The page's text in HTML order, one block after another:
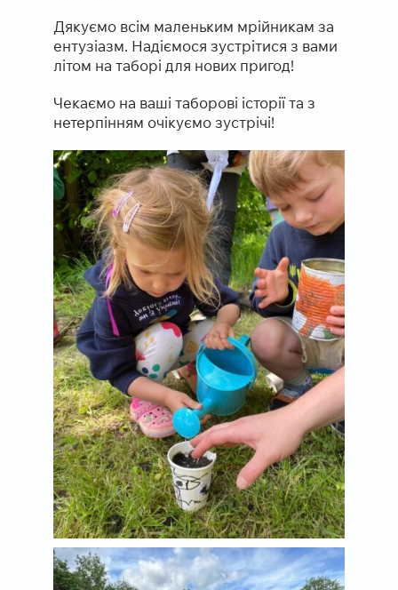
Дякуємо всім маленьким мрійникам за
ентузіазм. Надіємося зустрітися з вами
літом на таборі для нових пригод!
Чекаємо на ваші таборові історії та з
нетерпінням очікуємо зустрічі!